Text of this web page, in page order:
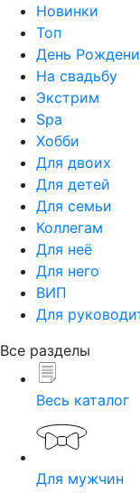
Новинки
Топ
День
На свадьбу
Экстрим
Spa
Хобби
Для двоих
Для детей
Для семьи
Коллегам
Для неё
Для него
ВИП
Для
Все разделы
Весь каталог
Для мужчин